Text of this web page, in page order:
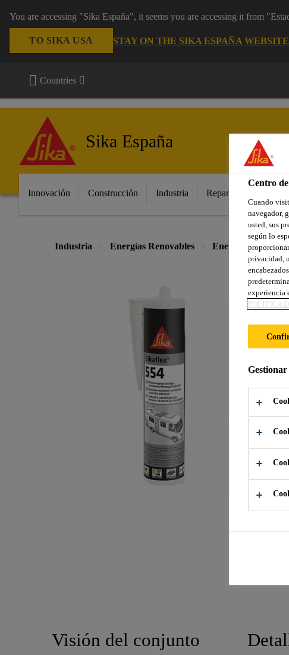
You are accessing "Sika España", it seems you are accessing it from
TO SIKA USA STAY ON THE SIKA ESPAÑA WEBSITE
Countries
Sika España
Innovación Construcción Industria Repara tu casa
Industria Energías Renovables Energías Eólicas
Visión del conjunto
Centro
Cuando
navegador,
usted, sus
según lo
privacidad,
experiencia
POLÍTICA
Gestionar